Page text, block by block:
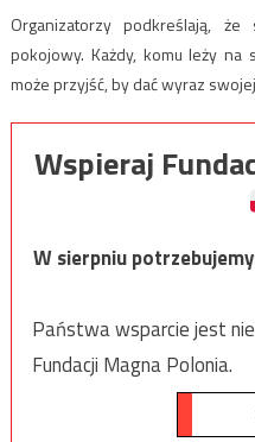
Organizatorzy podkreślają,
pokojowy. Każdy, komu leży
może przyjść, by dać wyraz
Wspieraj
W sierpniu
Państwa wsparcie jest
Fundacji Magna Polonia.